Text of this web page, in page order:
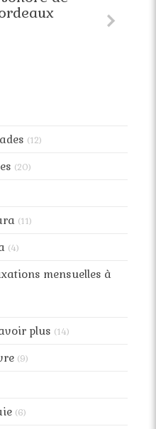
(12)
(20)
(11)
(4)
mensuelles à
plus (14)
(9)
(6)